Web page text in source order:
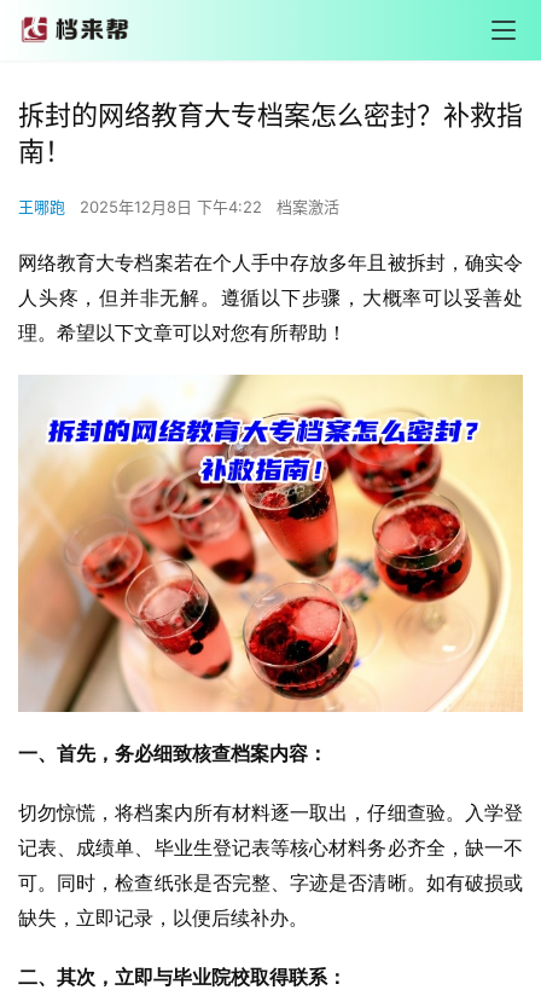
拆封的网络教育大专档案怎么密封？补救指
南！
王哪跑 2025年12月8日 下午4:22 档案激活
网络教育大专档案若在个人手中存放多年且被拆封，确实令
人头疼，但并非无解。遵循以下步骤，大概率可以妥善处
理。希望以下文章可以对您有所帮助！
一、首先，务必细致核查档案内容：
切勿惊慌，将档案内所有材料逐一取出，仔细查验。入学登
记表、成绩单、毕业生登记表等核心材料务必齐全，缺一不
可。同时，检查纸张是否完整、字迹是否清晰。如有破损或
缺失，立即记录，以便后续补办。
二、其次，立即与毕业院校取得联系：